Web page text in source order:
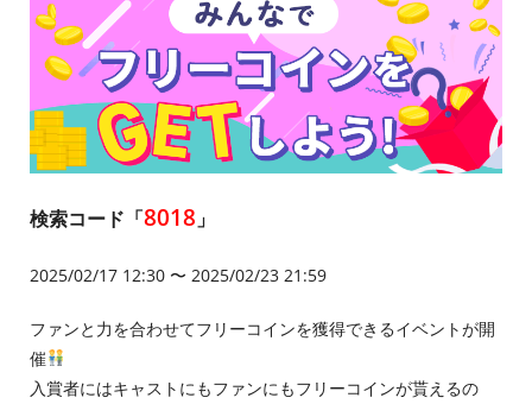
検索コード「8018 」
2025/02/17 12:30 〜 2025/02/23 21:59
ファンと力を合わせてフリーコインを獲得できるイベントが開
催
入賞者にはキャストにもファンにもフリーコインが貰えるの